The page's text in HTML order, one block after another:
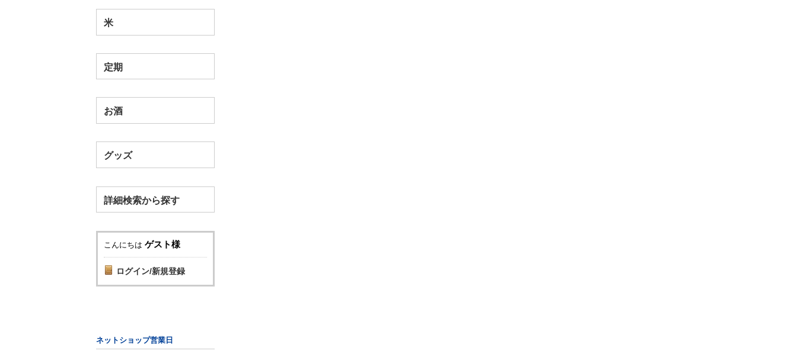
米
定期
お酒
グッズ
詳細検索から探す
こんにちは ゲスト様
ログイン/新規登録
ネットショップ営業日